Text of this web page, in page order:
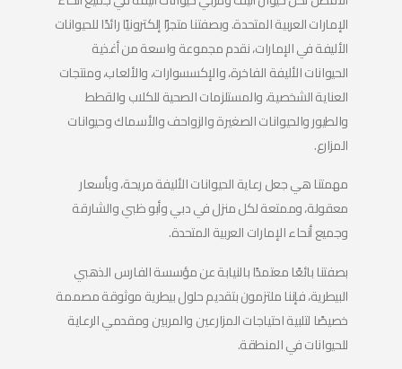
الإمارات العربية المتحدة. وبصفتنا متجرًا إلكترونيًا رائدًا للحيوانات
الأليفة في الإمارات، نقدم مجموعة واسعة من أغذية
الحيوانات الأليفة الفاخرة، والإكسسوارات، والألعاب، ومنتجات
العناية الشخصية، والمستلزمات الصحية للكلاب والقطط
والطيور والحيوانات الصغيرة والزواحف والأسماك وحيوانات
المزارع.
مهمتنا هي جعل رعاية الحيوانات الأليفة مريحة، وبأسعار
معقولة، وممتعة لكل منزل في دبي وأبو ظبي والشارقة
وجميع أنحاء الإمارات العربية المتحدة.
بصفتنا بائعًا معتمدًا بالنيابة عن مؤسسة الفارس الذهبي
البيطرية، فإننا ملتزمون بتقديم حلول بيطرية موثوقة مصممة
خصيصًا لتلبية احتياجات المزارعين والمربين ومقدمي الرعاية
للحيوانات في المنطقة.